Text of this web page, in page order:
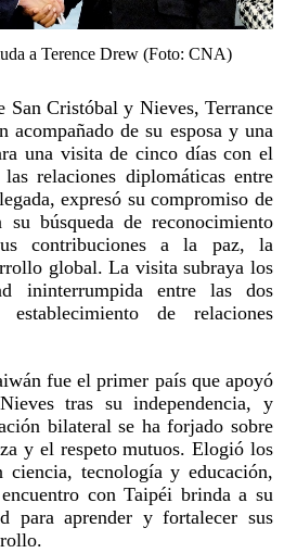
a Terence Drew (Foto: CNA)
Cristóbal y Nieves, Terrance
acompañado de su esposa y una
una visita de cinco días con el
relaciones diplomáticas entre
expresó su compromiso de
búsqueda de reconocimiento
contribuciones a la paz, la
global. La visita subraya los
ininterrumpida entre las dos
de relaciones
fue el primer país que apoyó
tras su independencia, y
bilateral se ha forjado sobre
y el respeto mutuos. Elogió los
ciencia, tecnología y educación,
con Taipéi brinda a su
para aprender y fortalecer sus